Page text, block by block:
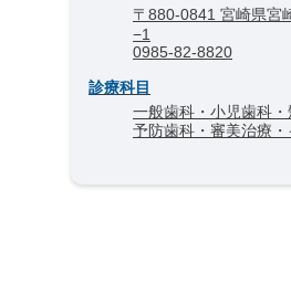
〒880-0841 宮崎県宮
−1
0985-82-8820
診療科目
一般歯科・小児歯科
予防歯科・審美治療・